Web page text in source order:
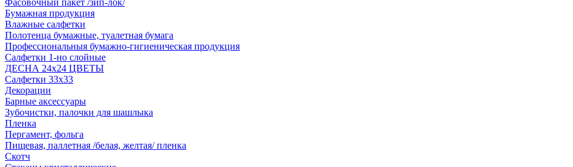
Фасовочный пакет /зип-лок/
Бумажная продукция
Влажные салфетки
Полотенца бумажные, туалетная бумага
Профессиональныя бумажно-гигиеническая продукция
Салфетки 1-но слойные
ДЕСНА 24х24 ЦВЕТЫ
Салфетки 33х33
Декорации
Барные аксессуары
Зубочистки, палочки для шашлыка
Пленка
Пергамент, фольга
Пищевая, паллетная /белая, желтая/ пленка
Скотч